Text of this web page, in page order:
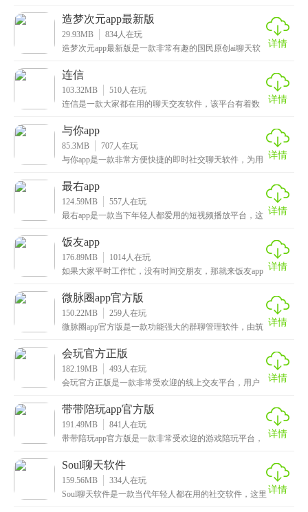
播，
造梦次元app最新版
29.93MB 834人在玩
造梦次元app最新版是一款非常有趣的国民原创ai聊天软
详情
连信
103.32MB 510人在玩
连信是一款大家都在用的聊天交友软件，该平台有着数
交，
详情
与你app
85.3MB 707人在玩
与你app是一款非常方便快捷的即时社交聊天软件，为用
详情
最右app
124.59MB 557人在玩
最右app是一款当下年轻人都爱用的短视频播放平台，这 详情
饭友app
176.89MB 1014人在玩
如果大家平时工作忙，没有时间交朋友，那就来饭友app 详情
微脉圈app官方版
150.22MB 259人在玩
微脉圈app官方版是一款功能强大的群聊管理软件，由筑 详情
会玩官方正版
182.19MB 493人在玩
会玩官方正版是一款非常受欢迎的线上交友平台，用户
供了
详情
带带陪玩app官方版
191.49MB 841 人在玩
带带陪玩app官方版是一款非常受欢迎的游戏陪玩平台，
详情
Soul聊天软件
159.56MB 334人在玩
Soul聊天软件是一款当代年轻人都在用的社交软件，这里 详情